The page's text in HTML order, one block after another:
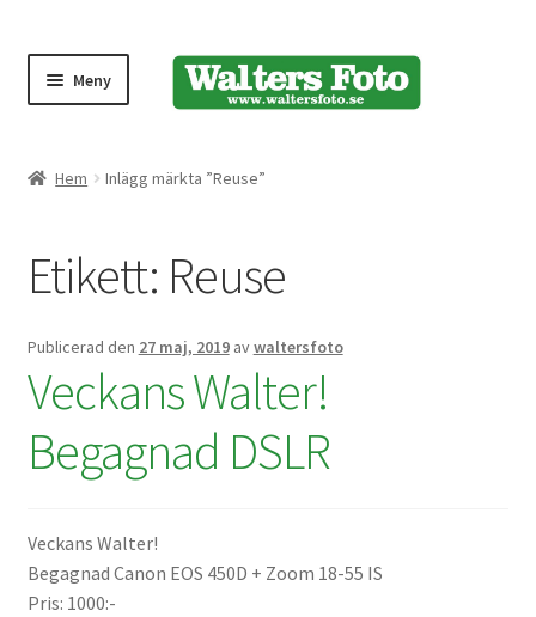
Meny
Bärremmar
Väskor
Hem Inlägg märkta ”Reuse”
Etikett: Reuse
Publicerad den 27 maj, 2019 avwaltersfoto
Veckans Walter!
Begagnad DSLR
Veckans Walter!
Begagnad Canon EOS 450D + Zoom 18-55 IS
Pris: 1000:-